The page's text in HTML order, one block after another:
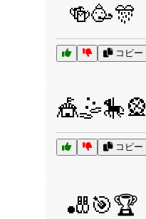
🍻🥳🎊
コピー
🎪🤹🎠🎡
コピー
🎳🎯🏆